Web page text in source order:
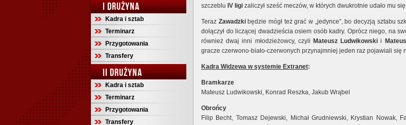
I DRUŻYNA
Kadra i sztab
Terminarz
Przygotowania
Transfery
II DRUŻYNA
Kadra i sztab
Terminarz
Przygotowania
Transfery
szczeblu IV ligi zaliczył sześć meczów, w których dwukrotnie udało mu
Teraz Zawadzki będzie mógł też grać w „jedynce”, bo decyzją sztabu
dołączył do liczącej dwadzieścia osiem osób kadry. Oprócz niego, na
również dwaj inni młodzieżowcy, czyli Mateusz Ludwikowskii
gracze czerwono-biało-czerwonych przynajmniej jeden raz pojawiali się
Kadra Widzewa w systemie Extranet:
Bramkarze
Mateusz Ludwikowski, Konrad Reszka, Jakub Wrąbel
Obrońcy
Filip Becht, Tomasz Dejewski, Michał Grudniewski, Krystian Nowak,